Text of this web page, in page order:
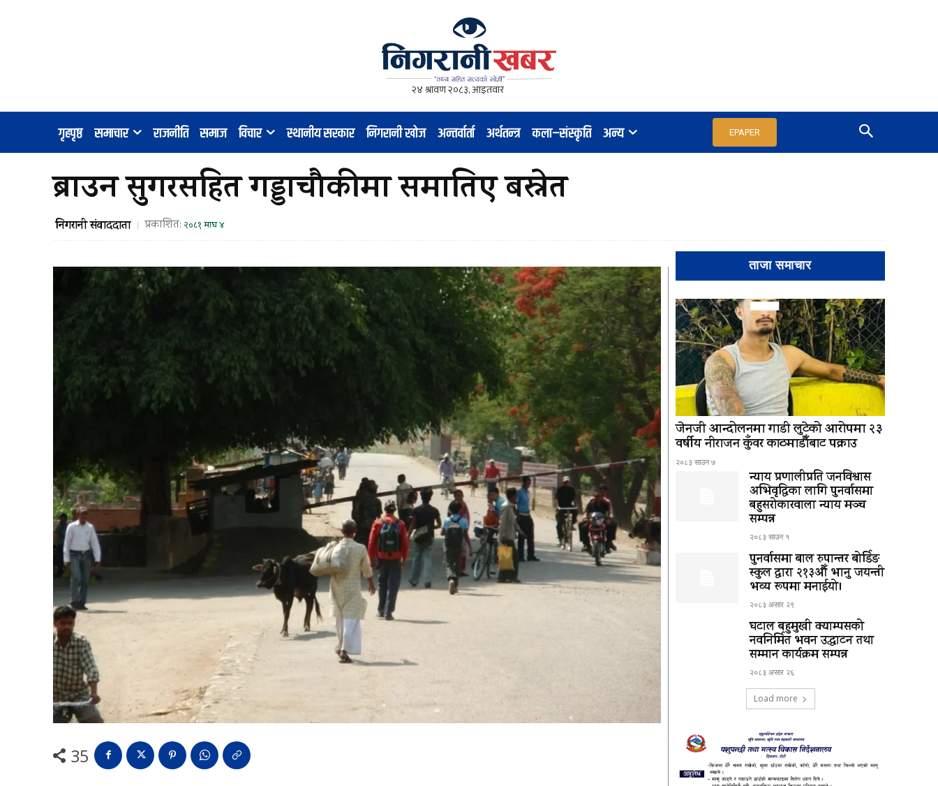
गृहपृष्ठ समाचार राजनीति समाज विचार स्थानीय सरकार निगरानी खोज अन्तर्वार्ता अर्थतन्त्र कला–संस्कृति अन्य EPAPER
ब्राउन सुगरसहित गड्डाचौकीमा समातिए बस्नेत
निगरानी संवाददाता प्रकाशित: २०८१ माघ ४
35
ताजा समाचार
जेनजी आन्दोलनमा गाडी लुटेको आरोपमा २३
वर्षीय नीराजन कुँवर काठमाडौँबाट पक्राउ
२०८३ साउन ७
न्याय प्रणालीप्रति जनविश्वास
अभिवृद्धिका लागि पुनर्वासमा
बहुसरोकारवाला न्याय मञ्च
सम्पन्न
२०८३ साउन १
पुनर्वासमा बाल रुपान्तर बोर्डिङ
स्कुल द्धारा २१३औँ भानु जयन्ती
भव्य रूपमा मनाईयो।
२०८३ असार २९
घटाल बहुमुखी क्याम्पसको
नवनिर्मित भवन उद्घाटन तथा
सम्मान कार्यक्रम सम्पन्न
२०८३ असार २६
Load more